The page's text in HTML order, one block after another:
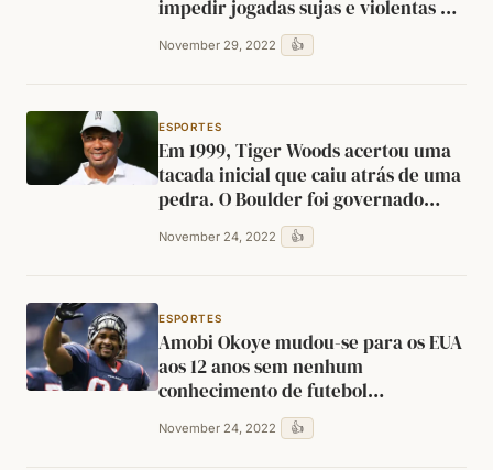
impedir jogadas sujas e violentas da
equipe adversária com ainda mais
violência.
November 29, 2022 👍
ESPORTES
Em 1999, Tiger Woods acertou uma
tacada inicial que caiu atrás de uma
pedra. O Boulder foi governado
como um impedimento frouxo, o
que significava que poderia ser
passarinho.
November 24, 2022 👍
ESPORTES
Amobi Okoye mudou-se para os EUA
aos 12 anos sem nenhum
conhecimento de futebol
americano. Ele recusou Harvard
para jogar em Louisville e se tornou
November 24, 2022 👍